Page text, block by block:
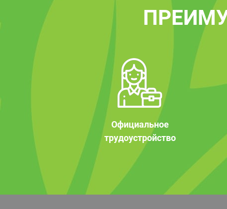
Официальное
трудоустройство